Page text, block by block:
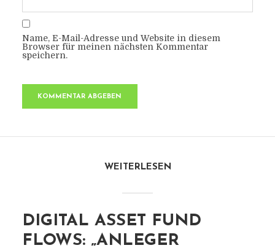
Name, E-Mail-Adresse und Website in diesem
Browser für meinen nächsten Kommentar
speichern.
WEITERLESEN
DIGITAL ASSET FUND
FLOWS: „ANLEGER